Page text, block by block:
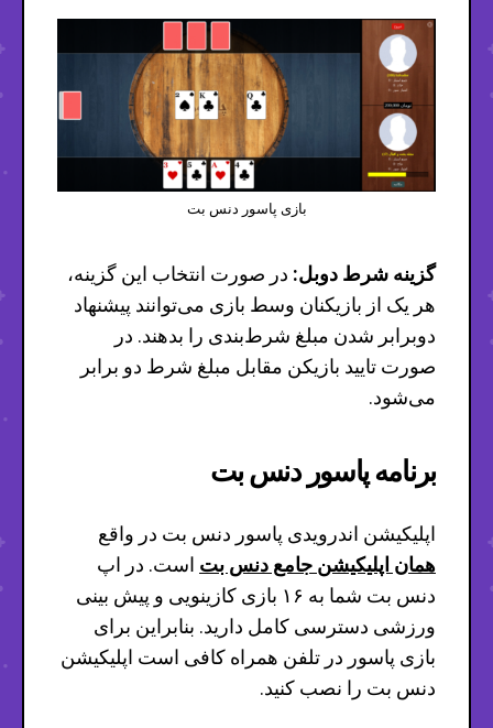
بازی پاسور دنس بت
گزینه شرط دوبل: در صورت انتخاب این گزینه،
هر یک از بازیکنان وسط بازی می‌توانند پیشنهاد
دوبرابر شدن مبلغ شرط‌بندی را بدهند. در
صورت تایید بازیکن مقابل مبلغ شرط دو برابر
می‌شود.
برنامه پاسور دنس بت
اپلیکیشن اندرویدی پاسور دنس بت در واقع
همان اپلیکیشن جامع دنس بت است. در اپ
دنس بت شما به ۱۶ بازی کازینویی و پیش بینی
ورزشی دسترسی کامل دارید. بنابراین برای
بازی پاسور در تلفن همراه کافی است اپلیکیشن
دنس بت را نصب کنید.